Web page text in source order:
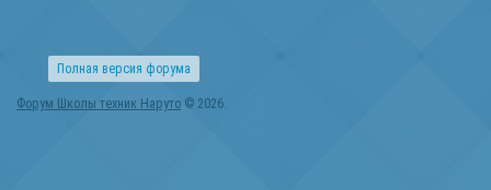
Полная версия форума
Форум Школы техник Наруто © 2026.